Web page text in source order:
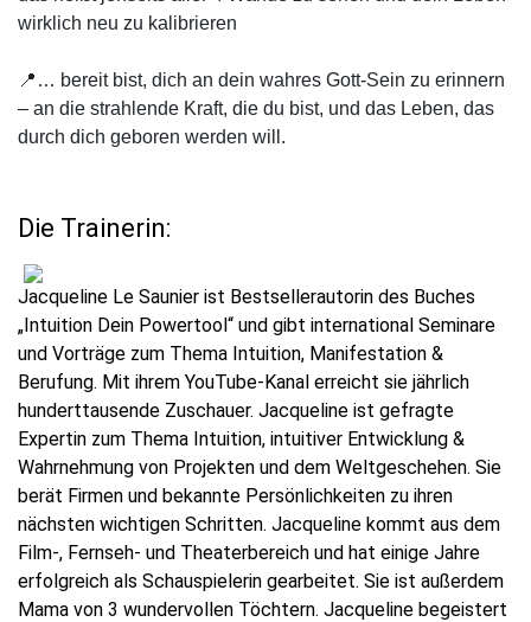
wirklich neu zu kalibrieren
📍… bereit bist, dich an dein wahres Gott-Sein zu erinnern
– an die strahlende Kraft, die du bist, und das Leben, das
durch dich geboren werden will.
Die Trainerin:
Jacqueline Le Saunier ist Bestsellerautorin des Buches
„Intuition Dein Powertool“ und gibt international Seminare
und Vorträge zum Thema Intuition, Manifestation &
Berufung. Mit ihrem YouTube-Kanal erreicht sie jährlich
hunderttausende Zuschauer. Jacqueline ist gefragte
Expertin zum Thema Intuition, intuitiver Entwicklung &
Wahrnehmung von Projekten und dem Weltgeschehen. Sie
berät Firmen und bekannte Persönlichkeiten zu ihren
nächsten wichtigen Schritten. Jacqueline kommt aus dem
Film-, Fernseh- und Theaterbereich und hat einige Jahre
erfolgreich als Schauspielerin gearbeitet. Sie ist außerdem
Mama von 3 wundervollen Töchtern. Jacqueline begeistert